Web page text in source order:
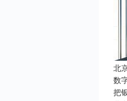
北
数
把